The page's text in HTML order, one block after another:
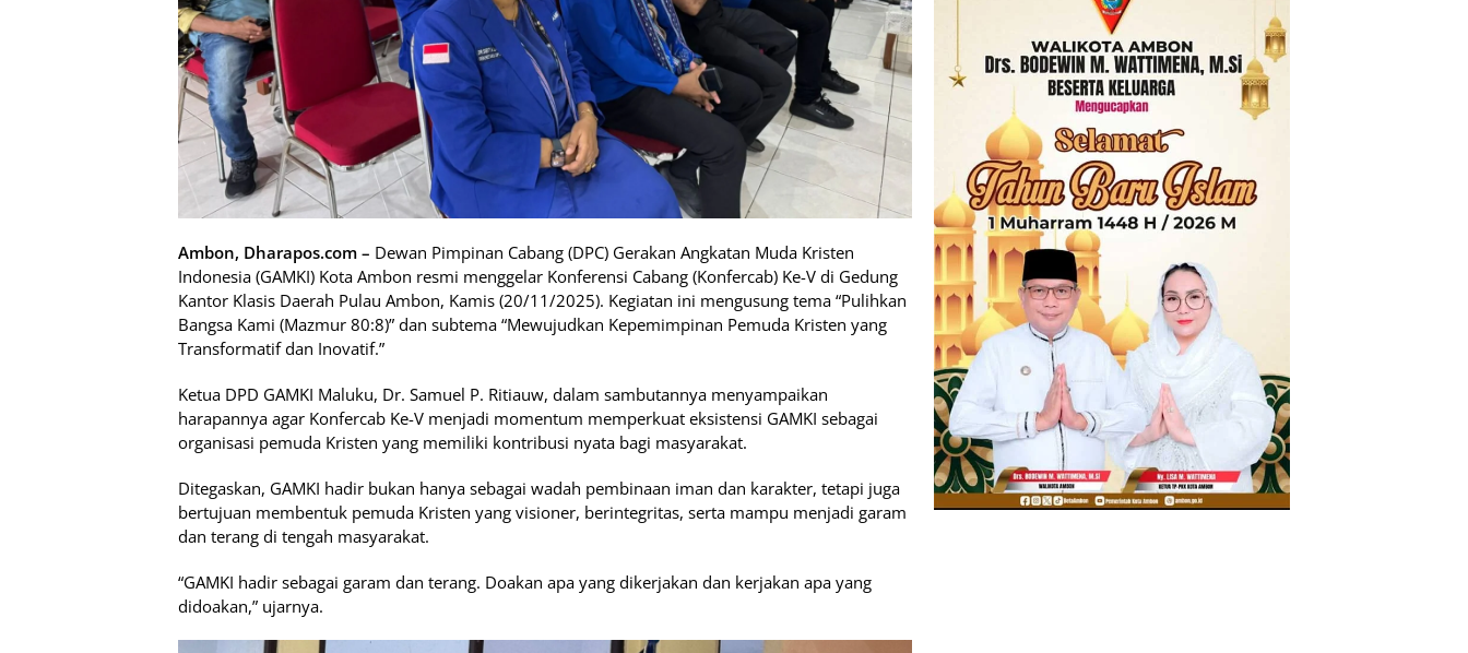
Ambon, Dharapos.com – Dewan Pimpinan Cabang (DPC) Gerakan Angkatan Muda Kristen
Indonesia (GAMKI) Kota Ambon resmi menggelar Konferensi Cabang (Konfercab) Ke-V di Gedung
Kantor Klasis Daerah Pulau Ambon, Kamis (20/11/2025). Kegiatan ini mengusung tema “Pulihkan
Bangsa Kami (Mazmur 80:8)” dan subtema “Mewujudkan Kepemimpinan Pemuda Kristen yang
Transformatif dan Inovatif.”
Ketua DPD GAMKI Maluku, Dr. Samuel P. Ritiauw, dalam sambutannya menyampaikan
harapannya agar Konfercab Ke-V menjadi momentum memperkuat eksistensi GAMKI sebagai
organisasi pemuda Kristen yang memiliki kontribusi nyata bagi masyarakat.
Ditegaskan, GAMKI hadir bukan hanya sebagai wadah pembinaan iman dan karakter, tetapi juga
bertujuan membentuk pemuda Kristen yang visioner, berintegritas, serta mampu menjadi garam
dan terang di tengah masyarakat.
“GAMKI hadir sebagai garam dan terang. Doakan apa yang dikerjakan dan kerjakan apa yang
didoakan,” ujarnya.